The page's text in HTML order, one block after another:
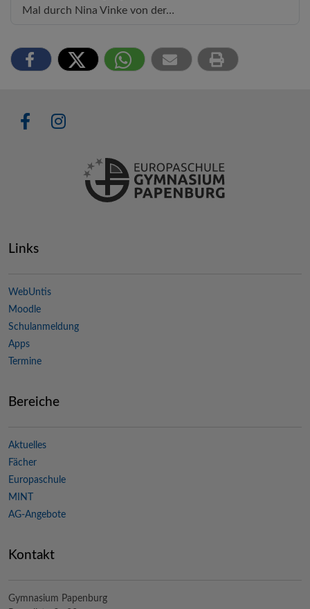
Mal durch Nina Vinke von der…
Links
WebUntis
Moodle
Schulanmeldung
Apps
Termine
Bereiche
Aktuelles
Fächer
Europaschule
MINT
AG-Angebote
Kontakt
Gymnasium Papenburg